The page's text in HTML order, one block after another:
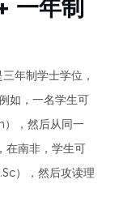
一年制
年制学士学位，
如，一名学生可
），然后从同一
在南非，学生可
），然后攻读理